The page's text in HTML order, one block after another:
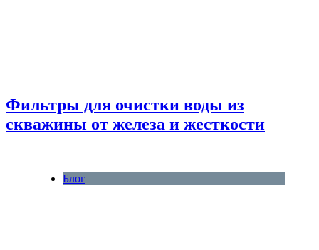
Фильтры для очистки воды из
скважины от железа и жесткости
Блог